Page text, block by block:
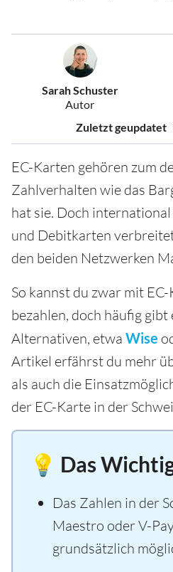
Sarah Schuster
Autor
Zuletzt geupdatet
EC-Karten gehören zum
Zahlverhalten wie das
hat sie. Doch
und Debitkarten
den beiden Netzwerken
So kannst du zwar mit
bezahlen, doch häufig
Alternativen, etwa Wise
Artikel erfährst du mehr
als auch die
der EC-Karte in der
💡 Das
Das Zahlen in der
Maestro oder V-
grundsätzlich